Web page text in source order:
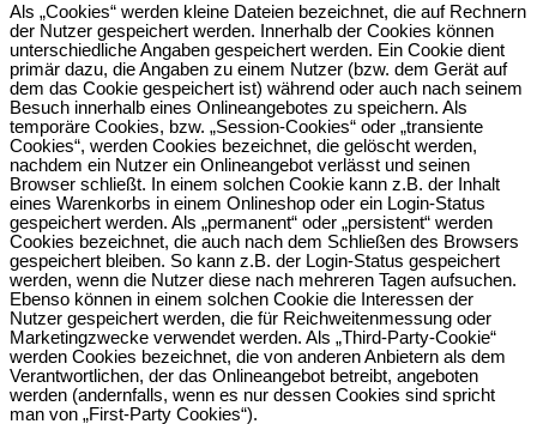
Als „Cookies“ werden kleine Dateien bezeichnet, die auf Rechnern
der Nutzer gespeichert werden. Innerhalb der Cookies können
unterschiedliche Angaben gespeichert werden. Ein Cookie dient
primär dazu, die Angaben zu einem Nutzer (bzw. dem Gerät auf
dem das Cookie gespeichert ist) während oder auch nach seinem
Besuch innerhalb eines Onlineangebotes zu speichern. Als
temporäre Cookies, bzw. „Session-Cookies“ oder „transiente
Cookies“, werden Cookies bezeichnet, die gelöscht werden,
nachdem ein Nutzer ein Onlineangebot verlässt und seinen
Browser schließt. In einem solchen Cookie kann z.B. der Inhalt
eines Warenkorbs in einem Onlineshop oder ein Login-Status
gespeichert werden. Als „permanent“ oder „persistent“ werden
Cookies bezeichnet, die auch nach dem Schließen des Browsers
gespeichert bleiben. So kann z.B. der Login-Status gespeichert
werden, wenn die Nutzer diese nach mehreren Tagen aufsuchen.
Ebenso können in einem solchen Cookie die Interessen der
Nutzer gespeichert werden, die für Reichweitenmessung oder
Marketingzwecke verwendet werden. Als „Third-Party-Cookie“
werden Cookies bezeichnet, die von anderen Anbietern als dem
Verantwortlichen, der das Onlineangebot betreibt, angeboten
werden (andernfalls, wenn es nur dessen Cookies sind spricht
man von „First-Party Cookies“).